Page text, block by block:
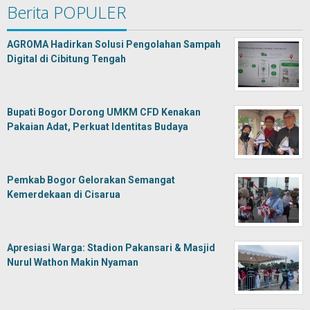
Berita POPULER
AGROMA Hadirkan Solusi Pengolahan Sampah
Digital di Cibitung Tengah
Bupati Bogor Dorong UMKM CFD Kenakan
Pakaian Adat, Perkuat Identitas Budaya
Pemkab Bogor Gelorakan Semangat
Kemerdekaan di Cisarua
Apresiasi Warga: Stadion Pakansari & Masjid
Nurul Wathon Makin Nyaman